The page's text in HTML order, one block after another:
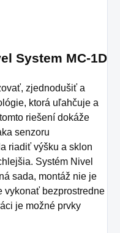
System MC-1D
zjednodušiť a
ktorá uľahčuje a
riešení dokáže
senzoru
riadiť výšku a sklon
Systém Nivel
sada, montáž nie je
vykonať bezprostredne
je možné prvky